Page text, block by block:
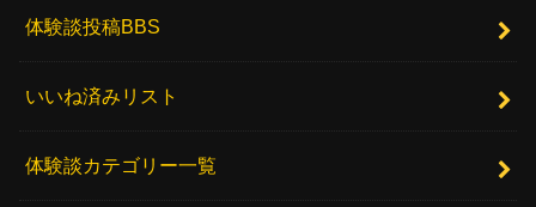
体験談投稿BBS
いいね済みリスト
体験談カテゴリー一覧